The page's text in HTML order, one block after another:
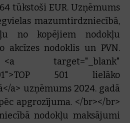
tūkstoši EUR. Uzņēmums
mazumtirdzniecībā,
no kopējiem nodokļu
akcīzes nodoklis un PVN.
target="_blank"
501">TOP 501 lielāko
a> uzņēmums 2024. gadā
apgrozījuma. </br></br>
nodokļu maksājumi